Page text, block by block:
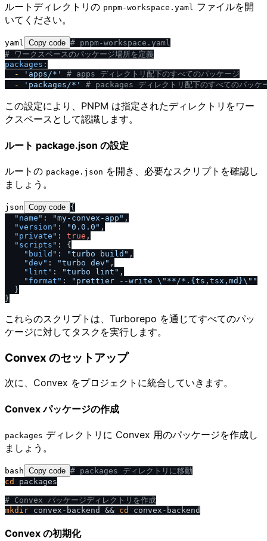
ルートディレクトリの pnpm-workspace.yaml ファイルを開
いてください。
yaml Copy code # pnpm-workspace.yaml
# ワークスペースのパッケージ場所を定義
packages:
-
'apps/*'
# apps ディレクトリ配下のすべてのパッケージ
-
'packages/*' # packages ディレクトリ配下のすべてのパッケ
この設定により、PNPM は指定されたディレクトリをワー
クスペースとして認識します。
ルート package.json の設定
ルートの package.json を開き、必要なスクリプトを確認し
ましょう。
json Copy code {
"name" : "my-convex-app" ,
"version" : "0.0.0" ,
"private" : true ,
"scripts" :
{
"build" : "turbo build" ,
"dev" : "turbo dev" ,
"lint" : "turbo lint" ,
"format" : "prettier --write \"** /*.{ts,tsx,md}\""
}
}
これらのスクリプトは、Turborepo を通じてすべてのパッ
ケージに対してタスクを実行します。
Convex のセットアップ
次に、Convex をプロジェクトに統合していきます。
Convex パッケージの作成
packages ディレクトリに Convex 用のパッケージを作成し
ましょう。
bash Copy code # packages ディレクトリに移動
cd
packages
# Convex パッケージディレクトリを作成
mkdir convex-backend && cd
Convex の初期化